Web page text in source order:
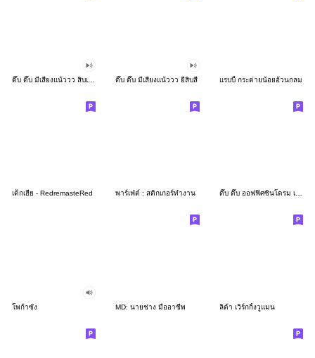
ดึ๊บ ดึ๊บ มีเสียงแน้ววว ยี่สิบสี่ แรบบี้ กระต่ายน้อยอ้วนกลม
เด็กเฮีย - RedremasteRed พาร์เฟ่ต์ : สติกเกอร์ทำงาน ดึ๊บ ดึ๊บ ออฟฟิศซินโดรม เจ็ด
โพก้าซัง MD: นายช่าง มืออาชีพ ลิต้า เวิร์กกิ้งวูแมน